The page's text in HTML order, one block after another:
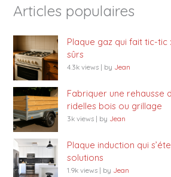
Articles populaires
Plaque gaz qui fait tic-tic
sûrs
4.3k views | by Jean
Fabriquer une rehausse
ridelles bois ou grillage
3k views | by Jean
Plaque induction qui
solutions
1.9k views | by Jean